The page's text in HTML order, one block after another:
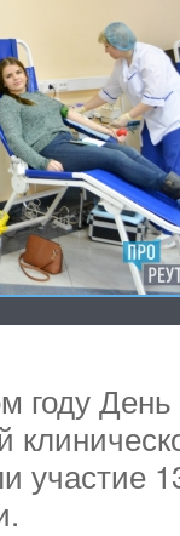
году
участие